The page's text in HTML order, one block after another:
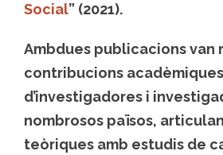
Social” (2021).
Ambdues publicacions van
contribucions acadèmiques
d’investigadores i
nombrosos països,
teòriques amb estudis de